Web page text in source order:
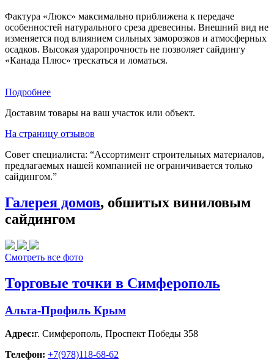
Фактура «Люкс» максимально приближена к передаче
особенностей натурального среза древесины. Внешний вид не
изменяется под влиянием сильных заморозков и атмосферных
осадков. Высокая ударопрочность не позволяет сайдингу
«Канада Плюс» трескаться и ломаться.
Подробнее
Доставим товары на ваш участок или объект.
На страницу отзывов
Совет специалиста: “Ассортимент строительных материалов,
предлагаемых нашей компанией не ограничивается только
сайдингом.”
Галерея домов, обшитых виниловым
сайдингом
Смотреть все фото
Торговые точки в Симферополь
Альта-Профиль Крым
Адрес:г. Симферополь, Проспект Победы 358
Телефон: +7(978)118-68-62